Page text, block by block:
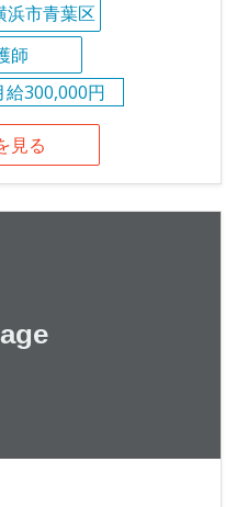
浜市青葉区
師
給300,000円
見る